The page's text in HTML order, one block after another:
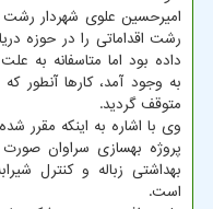
امیرحسین علوی شهردار رشت
رشت اقداماتی را در حوزه
داده بود اما متاسفانه به
به وجود آمد، کارها آنطور
متوقف گردید.
وی با اشاره به اینکه مقرر
پروژه بهسازی سراوان صورت
بهداشتی زباله و کنترل
است.